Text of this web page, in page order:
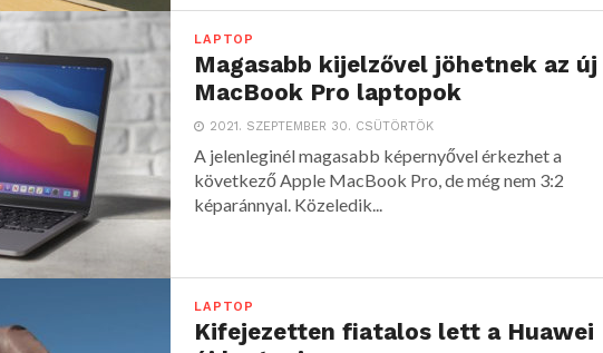
LAPTOP
Magasabb kijelzővel jöhetnek az új
MacBook Pro laptopok
2021. SZEPTEMBER 30. CSÜTÖRTÖK
A jelenleginél magasabb képernyővel érkezhet a
következő Apple MacBook Pro, de még nem 3:2
képaránnyal. Közeledik...
LAPTOP
Kifejezetten fiatalos lett a Huawei